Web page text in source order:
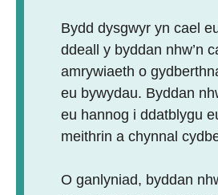
Bydd dysgwyr yn cael
ddeall y byddan nhw’n
amrywiaeth o
eu bywydau. Byddan
eu hannog i ddatblygu
meithrin a chynnal
O ganlyniad, byddan